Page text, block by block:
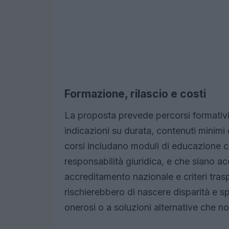
Formazione, rilascio e costi
La proposta prevede percorsi
indicazioni su durata, contenuti
corsi includano moduli di educazione
responsabilità giuridica, e che siano
accreditamento nazionale e criteri
rischierebbero di nascere disparità e
onerosi o a soluzioni alternative che